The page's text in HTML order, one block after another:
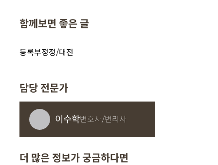
함께보면 좋은 글
등록부정정/대전
담당 전문가
이수학변호사/변리사
더 많은 정보가 궁금하다면